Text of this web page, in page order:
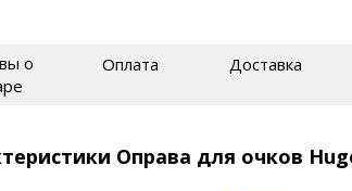
о
Оплата Доставка
Оправа для очков